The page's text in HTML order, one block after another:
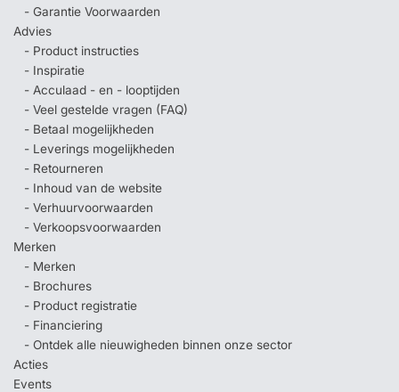
- Garantie Voorwaarden
Advies
- Product instructies
- Inspiratie
- Acculaad - en - looptijden
- Veel gestelde vragen (FAQ)
- Betaal mogelijkheden
- Leverings mogelijkheden
- Retourneren
- Inhoud van de website
- Verhuurvoorwaarden
- Verkoopsvoorwaarden
Merken
- Merken
- Brochures
- Product registratie
- Financiering
- Ontdek alle nieuwigheden binnen onze sector
Acties
Events